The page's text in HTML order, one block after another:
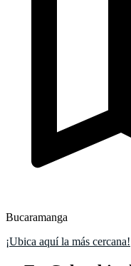
Bucaramanga
¡Ubica aquí la más cercana!